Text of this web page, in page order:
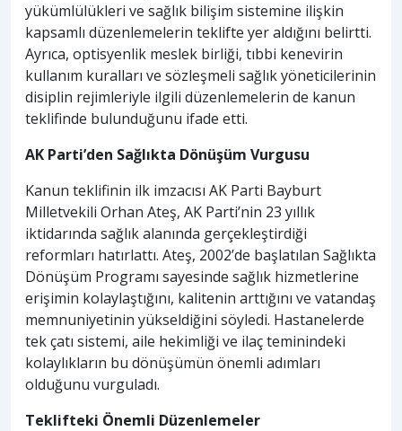
yükümlülükleri ve sağlık bilişim sistemine ilişkin
kapsamlı düzenlemelerin teklifte yer aldığını belirtti.
Ayrıca, optisyenlik meslek birliği, tıbbi kenevirin
kullanım kuralları ve sözleşmeli sağlık yöneticilerinin
disiplin rejimleriyle ilgili düzenlemelerin de kanun
teklifinde bulunduğunu ifade etti.
AK Parti’den Sağlıkta Dönüşüm Vurgusu
Kanun teklifinin ilk imzacısı AK Parti Bayburt
Milletvekili Orhan Ateş, AK Parti’nin 23 yıllık
iktidarında sağlık alanında gerçekleştirdiği
reformları hatırlattı. Ateş, 2002’de başlatılan Sağlıkta
Dönüşüm Programı sayesinde sağlık hizmetlerine
erişimin kolaylaştığını, kalitenin arttığını ve vatandaş
memnuniyetinin yükseldiğini söyledi. Hastanelerde
tek çatı sistemi, aile hekimliği ve ilaç teminindeki
kolaylıkların bu dönüşümün önemli adımları
olduğunu vurguladı.
Teklifteki Önemli Düzenlemeler